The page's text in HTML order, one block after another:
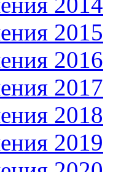
2015
2016
2017
2018
2019